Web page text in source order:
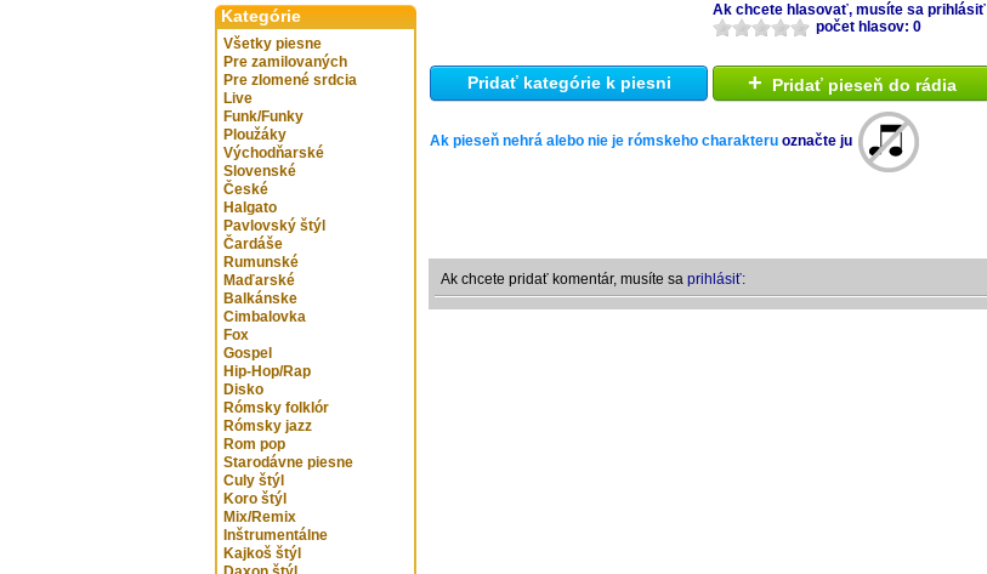
Kategórie
Všetky piesne
Pre zamilovaných
Pre zlomené srdcia
Live
Funk/Funky
Ploužáky
Východňarské
Slovenské
České
Halgato
Pavlovský štýl
Čardáše
Rumunské
Maďarské
Balkánske
Cimbalovka
Fox
Gospel
Hip-Hop/Rap
Disko
Rómsky folklór
Rómsky jazz
Rom pop
Starodávne piesne
Culy štýl
Koro štýl
Mix/Remix
Inštrumentálne
Kajkoš štýl
Ak chcete hlasovať, musíte sa prihlásiť
počet hlasov: 0
Pridať kategórie k piesni + Pridať pieseň do rádia
Ak pieseň nehrá alebo nie je rómskeho charakteru označte ju
Ak chcete pridať komentár, musíte sa prihlásiť: